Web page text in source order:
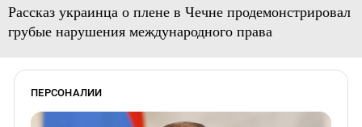
Рассказ украинца о плене в Чечне продемонстрировал
грубые нарушения международного права
ПЕРСОНАЛИИ